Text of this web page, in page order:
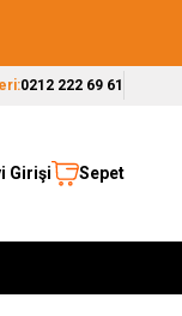
0212 222 69 61
Girişi Sepet